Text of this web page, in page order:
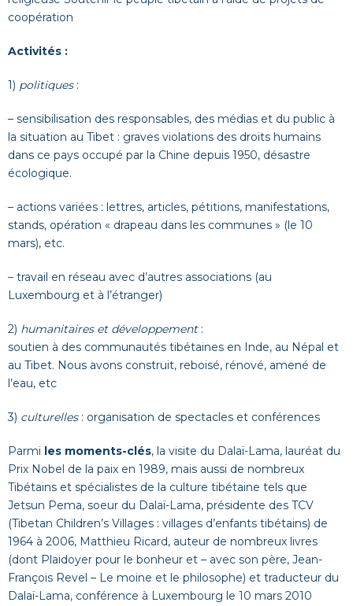
coopération
Activités :
1) politiques:
– sensibilisation des responsables, des médias et du public à
la situation au Tibet : graves violations des droits humains
dans ce pays occupé par la Chine depuis 1950, désastre
écologique.
– actions variées : lettres, articles, pétitions, manifestations,
stands, opération « drapeau dans les communes » (le 10
mars), etc.
– travail en réseau avec d’autres associations (au
Luxembourg et à l’étranger)
2) humanitaires et développement:
soutien à des communautés tibétaines en Inde, au Népal et
au Tibet. Nous avons construit, reboisé, rénové, amené de
l’eau, etc
3) culturelles: organisation de spectacles et conférences
Parmi les moments-clés, la visite du Dalaï-Lama, lauréat du
Prix Nobel de la paix en 1989, mais aussi de nombreux
Tibétains et spécialistes de la culture tibétaine tels que
Jetsun Pema, soeur du Dalaï-Lama, présidente des TCV
(Tibetan Children’s Villages : villages d’enfants tibétains) de
1964 à 2006, Matthieu Ricard, auteur de nombreux livres
(dont Plaidoyer pour le bonheur et – avec son père, Jean-
François Revel – Le moine et le philosophe) et traducteur du
Dalaï-Lama, conférence à Luxembourg le 10 mars 2010